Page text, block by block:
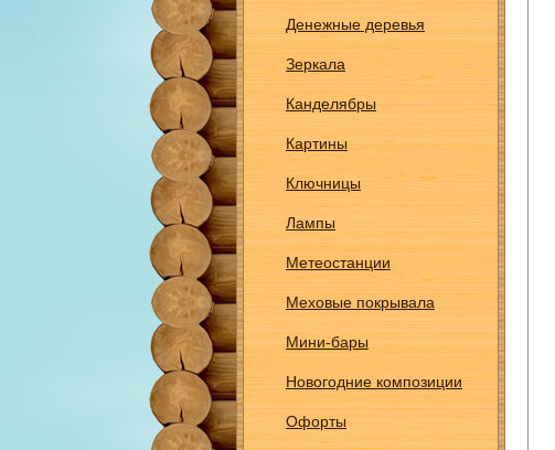
Денежные деревья
Зеркала
Канделябры
Картины
Ключницы
Лампы
Метеостанции
Меховые покрывала
Мини-бары
Новогодние композиции
Офорты